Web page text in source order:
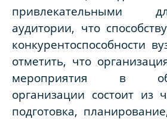
привлекательными
аудитории, что
конкурентоспособности
отметить, что
мероприятия в
организации состоит из
подготовка,